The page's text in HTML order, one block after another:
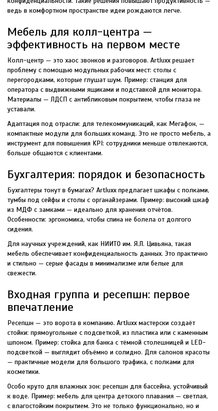
ведь в комфортном пространстве идеи рождаются легче.
Мебель для колл-центра —
эффективность на первом месте
Колл-центр — это хаос звонков и разговоров. Artluxx решает
проблему с помощью модульных рабочих мест: столы с
перегородками, которые глушат шум. Пример: станция для
оператора с выдвижными ящиками и подставкой для монитора.
Материалы — ЛДСП с антибликовым покрытием, чтобы глаза не
уставали.
Адаптация под отрасли: для телекоммуникаций, как Мегафон, —
компактные модули для больших команд. Это не просто мебель, а
инструмент для повышения KPI: сотрудники меньше отвлекаются,
больше общаются с клиентами.
Бухгалтерия: порядок и безопасность
Бухгалтеры тонут в бумагах? Artluxx предлагает шкафы с полками,
тумбы под сейфы и столы с органайзерами. Пример: высокий шкаф
из МДФ с замками — идеально для хранения отчётов.
Особенности: эргономика, чтобы спина не болела от долгого
сидения.
Для научных учреждений, как НИИТО им. Я.Л. Цивьяна, такая
мебель обеспечивает конфиденциальность данных. Это практично
и стильно — серые фасады в минимализме или белые для
свежести.
Входная группа и ресепшн: первое
впечатление
Ресепшн — это ворота в компанию. Artluxx мастерски создаёт
стойки: прямоугольные с подсветкой, из пластика или с каменным
шпоном. Пример: стойка для банка с тёмной столешницей и LED-
подсветкой — выглядит объёмно и солидно. Для салонов красоты
— практичные модели для большого трафика, с полками для
косметики.
Особо круто для влажных зон: ресепшн для бассейна, устойчивый
к воде. Пример: мебель для центра детского плавания — светлая,
с влагостойким покрытием. Это не только функционально, но и